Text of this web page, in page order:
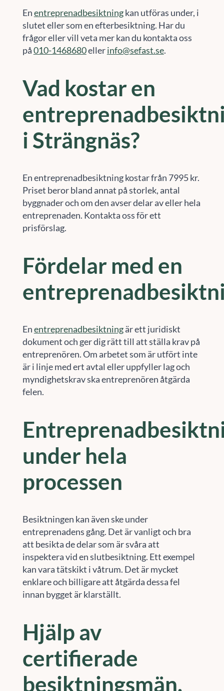
Enentreprenadbesiktningkan utföras under, i
slutet eller som en efterbesiktning. Har du
frågor eller vill veta mer kan du kontakta oss
på010-1468680ellerinfo@sefast.se.
Vad kostar en
i Strängnäs?
En entreprenadbesiktning kostar från 7995 kr.
Priset beror bland annat på storlek, antal
byggnader och om den avser delar av eller hela
entreprenaden. Kontakta oss för ett
prisförslag.
Fördelar med en
Enentreprenadbesiktningär ett juridiskt
dokument och ger dig rätt till att ställa krav på
entreprenören. Om arbetet som är utfört inte
är i linje med ert avtal eller uppfyller lag och
myndighetskrav ska entreprenören åtgärda
felen.
under hela
processen
Besiktningen kan även ske under
entreprenadens gång. Det är vanligt och bra
att besikta de delar som är svåra att
inspektera vid en slutbesiktning. Ett exempel
kan vara tätskikt i våtrum. Det är mycket
enklare och billigare att åtgärda dessa fel
innan bygget är klarställt.
Hjälp av
certifierade
besiktningsmän.